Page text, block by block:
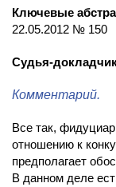
Ключевые
22.05.2012 № 150
Судья-
Комментарий.
Все так,
отношению к
предполагает
В данном деле